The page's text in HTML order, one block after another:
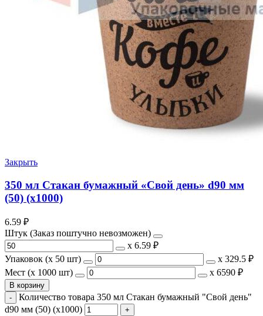
Закрыть
350 мл Стакан бумажный «Свой день» d90 мм
(50) (х1000)
6.59 ₽
Штук (Заказ поштучно невозможен)
х 6.59 ₽
Упаковок (x 50 шт)
х 329.5 ₽
Мест (x 1000 шт)
х 6590 ₽
В корзину
Количество товара 350 мл Стакан бумажный "Свой день"
d90 мм (50) (х1000)